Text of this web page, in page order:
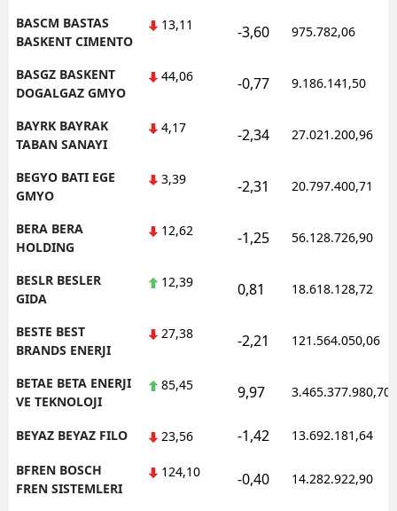
BASCM BASTAS
BASKENT CIMENTO
13,11 -3,60 975.782,06
BASGZ BASKENT
DOGALGAZ GMYO
44,06 -0,77 9.186.141,50
BAYRK BAYRAK
TABAN SANAYI
4,17 -2,34 27.021.200,96
BEGYO BATI EGE
GMYO
3,39 -2,31 20.797.400,71
BERA BERA
HOLDING
12,62 -1,25 56.128.726,90
BESLR BESLER
GIDA
12,39 0,81 18.618.128,72
BESTE BEST
BRANDS ENERJI
27,38 -2,21 121.564.050,06
BETAE BETA ENERJI
VE TEKNOLOJI
85,45 9,97 3.465.377.980,70
BEYAZ BEYAZ FILO 23,56 -1,42 13.692.181,64
BFREN BOSCH
FREN SISTEMLERI
124,10 -0,40 14.282.922,90